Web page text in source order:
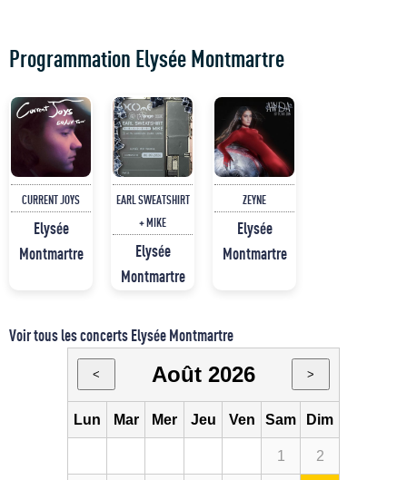
Programmation Elysée Montmartre
CURRENT JOYS
Elysée
Montmartre
EARL SWEATSHIRT
+ MIKE
Elysée
Montmartre
ZEYNE
Elysée
Montmartre
Voir tous les concerts Elysée Montmartre
< Août 2026 >
Lun Mar Mer Jeu Ven Sam Dim
1 2